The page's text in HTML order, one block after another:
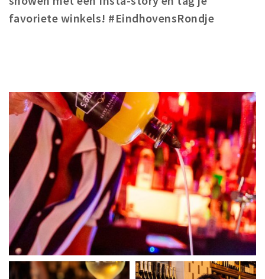
favoriete winkels! #EindhovensRondje